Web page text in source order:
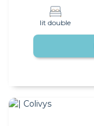
lit double